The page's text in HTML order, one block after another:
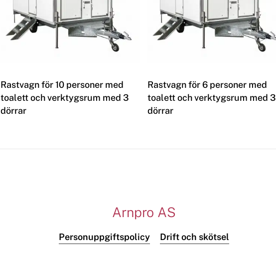
Les mer
Rastvagn för 10 personer med
toalett och verktygsrum med 3
dörrar
Les mer
Rastvagn för 6 personer med
toalett och verktygsrum med 3
dörrar
Arnpro AS
Personuppgiftspolicy Drift och skötsel